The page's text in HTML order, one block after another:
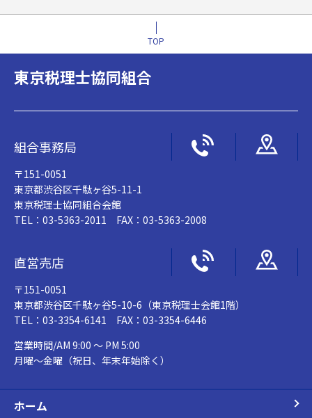
TOP
東京税理士協同組合
組合事務局
〒151-0051
東京都渋谷区千駄ヶ谷5-11-1
東京税理士協同組合会館
TEL：03-5363-2011 FAX：03-5363-2008
直営売店
〒151-0051
東京都渋谷区千駄ヶ谷5-10-6（東京税理士会館1階）
TEL：03-3354-6141 FAX：03-3354-6446
営業時間/AM 9:00 ～ PM 5:00
月曜～金曜（祝日、年末年始除く）
ホーム